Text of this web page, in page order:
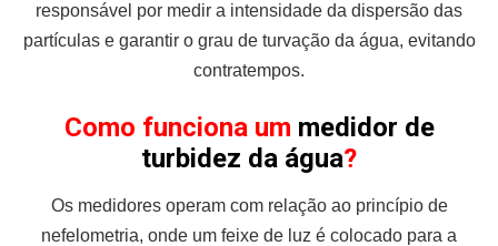
responsável por medir a intensidade da dispersão das
partículas e garantir o grau de turvação da água, evitando
contratempos.
Como funciona um medidor de
turbidez da água?
Os medidores operam com relação ao princípio de
nefelometria, onde um feixe de luz é colocado para a